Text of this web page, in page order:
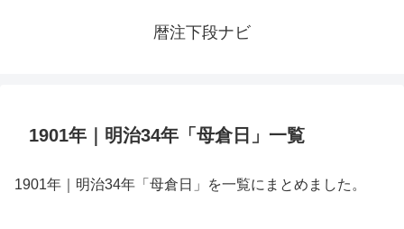
暦注下段ナビ
1901年｜明治34年「母倉日」一覧
1901年｜明治34年「母倉日」を一覧にまとめました。